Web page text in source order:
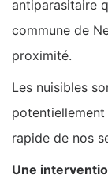
antiparasitaire
commune de
proximité.
Les nuisibles
rapide de nos
Une